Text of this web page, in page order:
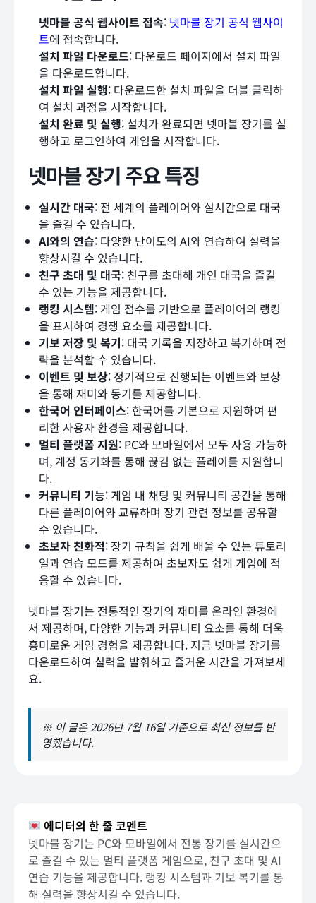
넷마블 공식 웹사이트 접속: 넷마블 장기 공식 웹사이
트에 접속합니다.
설치 파일 다운로드: 다운로드 페이지에서 설치 파일
을 다운로드합니다.
설치 파일 실행: 다운로드한 설치 파일을 더블 클릭하
여 설치 과정을 시작합니다.
설치 완료 및 실행: 설치가 완료되면 넷마블 장기를 실
행하고 로그인하여 게임을 시작합니다.
넷마블 장기 주요 특징
실시간 대국: 전 세계의 플레이어와 실시간으로 대국
을 즐길 수 있습니다.
AI와의 연습: 다양한 난이도의 AI와 연습하여 실력을
향상시킬 수 있습니다.
친구 초대 및 대국: 친구를 초대해 개인 대국을 즐길
수 있는 기능을 제공합니다.
랭킹 시스템: 게임 점수를 기반으로 플레이어의 랭킹
을 표시하여 경쟁 요소를 제공합니다.
기보 저장 및 복기: 대국 기록을 저장하고 복기하며 전
략을 분석할 수 있습니다.
이벤트 및 보상: 정기적으로 진행되는 이벤트와 보상
을 통해 재미와 동기를 제공합니다.
한국어 인터페이스: 한국어를 기본으로 지원하여 편
리한 사용자 환경을 제공합니다.
멀티 플랫폼 지원: PC와 모바일에서 모두 사용 가능하
며, 계정 동기화를 통해 끊김 없는 플레이를 지원합니
다.
커뮤니티 기능: 게임 내 채팅 및 커뮤니티 공간을 통해
다른 플레이어와 교류하며 장기 관련 정보를 공유할
수 있습니다.
초보자 친화적: 장기 규칙을 쉽게 배울 수 있는 튜토리
얼과 연습 모드를 제공하여 초보자도 쉽게 게임에 적
응할 수 있습니다.
넷마블 장기는 전통적인 장기의 재미를 온라인 환경에
서 제공하며, 다양한 기능과 커뮤니티 요소를 통해 더욱
흥미로운 게임 경험을 제공합니다. 지금 넷마블 장기를
다운로드하여 실력을 발휘하고 즐거운 시간을 가져보세
요.
※ 이 글은 2026년 7월 16일 기준으로 최신 정보를 반
영했습니다.
에디터의 한 줄 코멘트
넷마블 장기는 PC와 모바일에서 전통 장기를 실시간으
로 즐길 수 있는 멀티 플랫폼 게임으로, 친구 초대 및 AI
연습 기능을 제공합니다. 랭킹 시스템과 기보 복기를 통
해 실력을 향상시킬 수 있습니다.